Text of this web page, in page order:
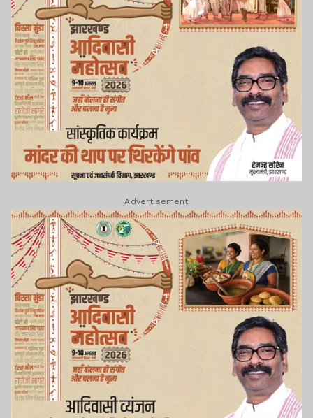
Advertisement